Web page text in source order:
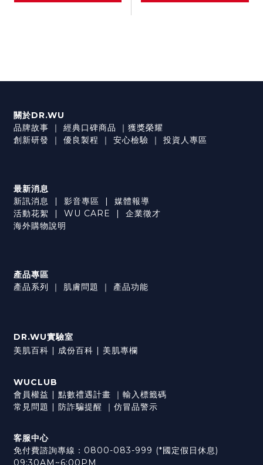
關於DR.WU
品牌故事 ｜ 經典口碑商品 ｜ 獲獎榮耀
創新研發
｜ 優良製程 ｜ 安心檢驗 ｜ 投資人專區
最新消息
新訊消息
影音專區
媒體報導
活動花絮
WU CARE
企業徵才
海外購物說明
產品專區
產品系列
｜ 肌膚問題 ｜ 產品功能
DR.WU實驗室
美肌百科 |
成份百科 | 美肌專欄
WUCLUB
會員權益
點數禮遇計畫 ｜ 輸入標籤碼
常見問題
防詐騙提醒 ｜ 仿冒品警示
客服中心
免付費諮詢專線：0800-083-999 (*國定假日休息)